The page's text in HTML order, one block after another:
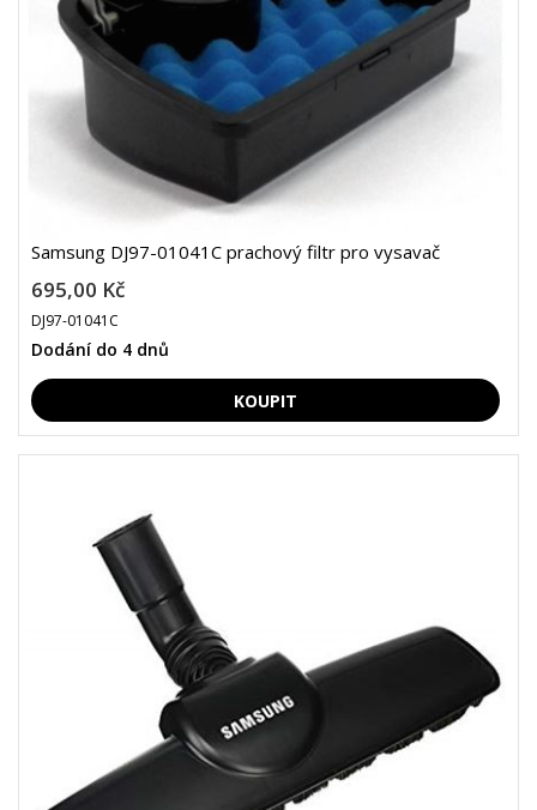
Samsung DJ97-01041C prachový filtr pro vysavač
695,00 Kč
DJ97-01041C
Dodání do 4 dnů